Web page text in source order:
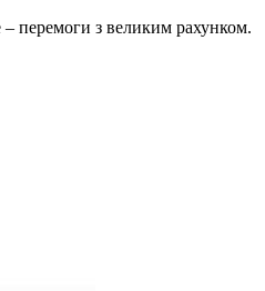
перемоги з великим рахунком.